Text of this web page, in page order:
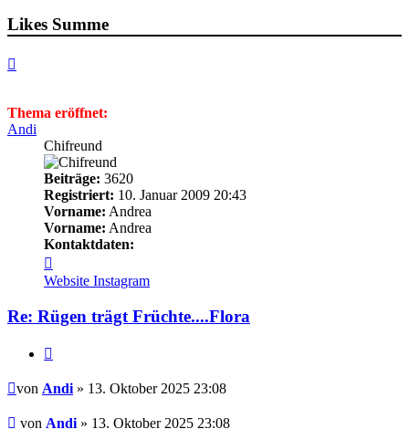
Likes Summe
Thema eröffnet:
Andi
Chifreund
Beiträge: 3620
Registriert: 10. Januar 2009 20:43
Vorname: Andrea
Vorname: Andrea
Kontaktdaten:
von
Andi
Website Instagram
Re: Rügen trägt Früchte....Flora
Beitrag
von Andi» 13. Oktober 2025 23:08
Beitrag
von Andi» 13. Oktober 2025 23:08